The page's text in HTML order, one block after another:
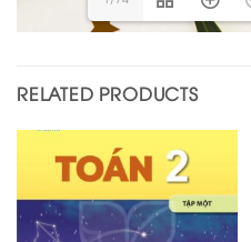
RELATED PRODUCTS